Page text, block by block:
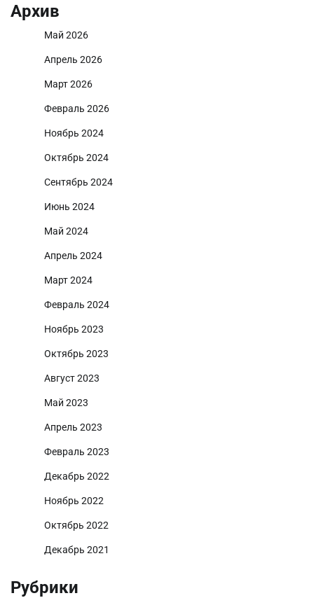
Архив
Май 2026
Апрель 2026
Март 2026
Февраль 2026
Ноябрь 2024
Октябрь 2024
Сентябрь 2024
Июнь 2024
Май 2024
Апрель 2024
Март 2024
Февраль 2024
Ноябрь 2023
Октябрь 2023
Август 2023
Май 2023
Апрель 2023
Февраль 2023
Декабрь 2022
Ноябрь 2022
Октябрь 2022
Декабрь 2021
Рубрики